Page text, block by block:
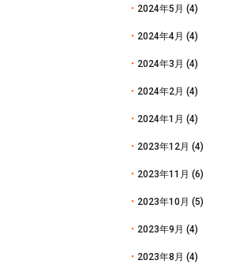
2024年5月 (4)
2024年4月 (4)
2024年3月 (4)
2024年2月 (4)
2024年1月 (4)
2023年12月 (4)
2023年11月 (6)
2023年10月 (5)
2023年9月 (4)
2023年8月 (4)